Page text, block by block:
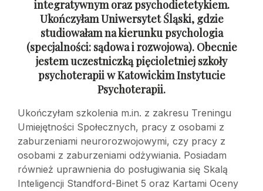
integratywnym oraz psychodietetykiem.
Ukończyłam Uniwersytet Śląski, gdzie
studiowałam na kierunku psychologia
(specjalności: sądowai rozwojowa). Obecnie
jestem uczestniczką pięcioletniej szkoły
psychoterapiiw Katowickim Instytucie
Psychoterapii.
Ukończyłam szkolenia m.in. z zakresu Treningu
Umiejętności Społecznych, pracy z osobami z
zaburzeniami neurorozwojowymi, czy pracy z
osobami z zaburzeniami odżywiania. Posiadam
również uprawnienia do posługiwania się Skalą
Inteligencji Standford-Binet 5 oraz Kartami Oceny